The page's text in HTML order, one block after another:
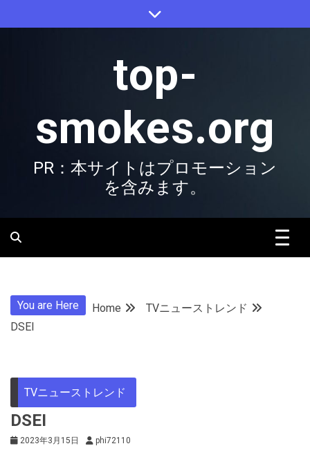
to
top-
smokes.org
PR：本サイトはプロモーション
を含みます。
You are Here Home
TVニューストレンド
DSEI
TVニューストレンド
DSEI
2023年3月15日 phi72110